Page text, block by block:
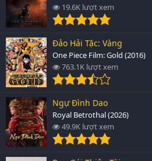
19.6K lượt xem
Đảo Hải Tặc: Vàng
One Piece Film: Gold (2016)
763.1K lượt xem
Ngự Đình Dao
Royal Betrothal (2026)
49.9K lượt xem